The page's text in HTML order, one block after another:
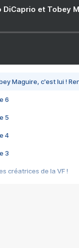
DiCaprio et Tobey
Maguire, c'est lui !
6
5
4
3
créatrices de la VF !